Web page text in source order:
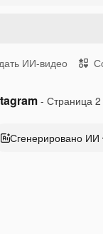
ИИ-видео
- Страница 2
Сгенерировано ИИ